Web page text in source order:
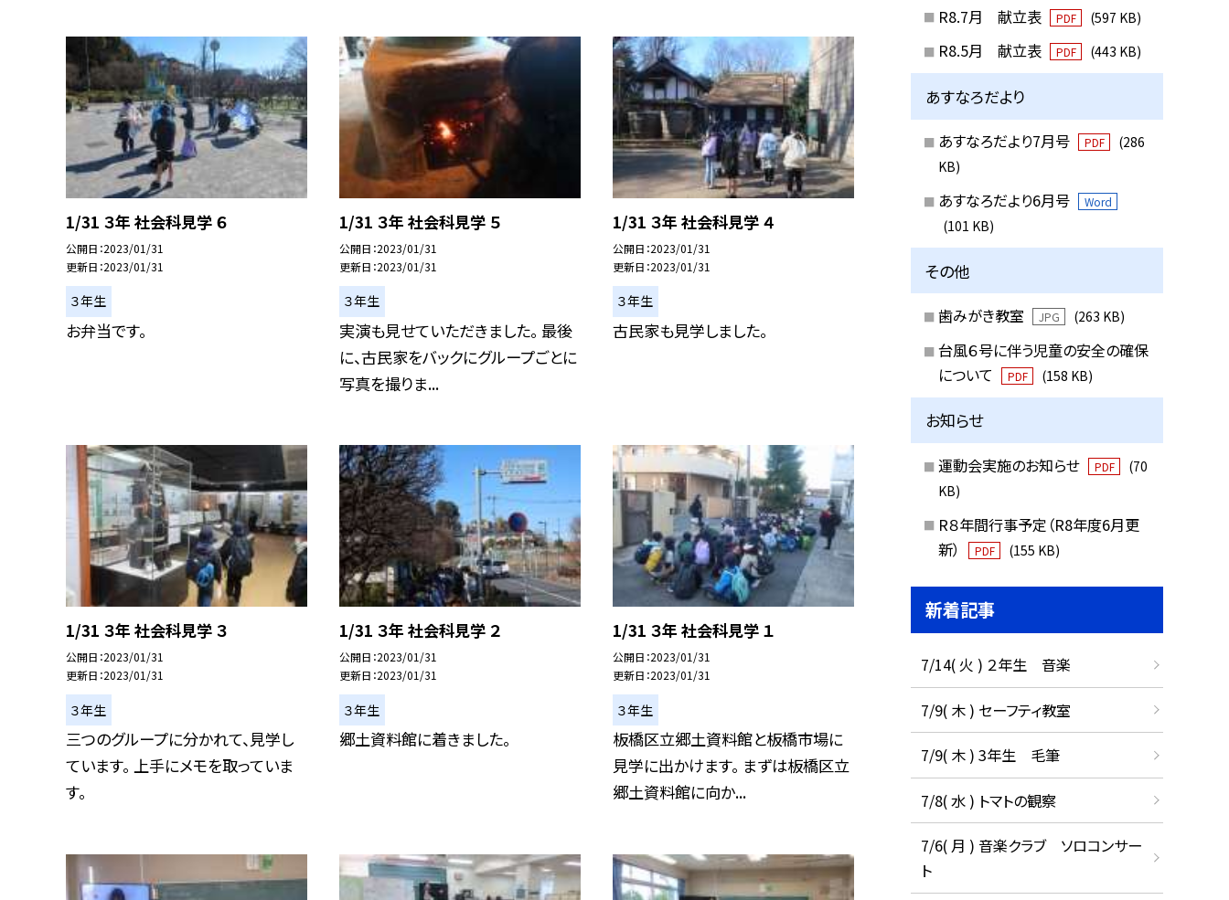
1/31 ３年 社会科見学 ６
公開日 2023/01/31
更新日 2023/01/31
３年生
お弁当です。
1/31 ３年 社会科見学 ５
公開日 2023/01/31
更新日 2023/01/31
３年生
実演も見せていただきました。 最後
に、古民家をバックにグループごとに
写真を撮りま...
1/31 ３年 社会科見学 ４
公開日 2023/01/31
更新日 2023/01/31
３年生
古民家も見学しました。
1/31 ３年 社会科見学 ３
公開日 2023/01/31
更新日 2023/01/31
３年生
三つのグループに分かれて、見学し
ています。 上手にメモを取っていま
す。
1/31 ３年 社会科見学 ２
公開日 2023/01/31
更新日 2023/01/31
３年生
郷土資料館に着きました。
1/31 ３年 社会科見学 １
公開日 2023/01/31
更新日 2023/01/31
３年生
板橋区立郷土資料館と板橋市場に
見学に出かけます。 まずは板橋区立
郷土資料館に向か...
R8.7月 献立表 PDF (597 KB)
R8.5月 献立表 PDF (443 KB)
あすなろだより
あすなろだより7月号 PDF
(286
KB)
あすなろだより6月号 Word
(101 KB)
その他
歯みがき教室 JPG (263 KB)
台風６号に伴う児童の安全の確保
について
PDF (158 KB)
お知らせ
運動会実施のお知らせ PDF
(70
KB)
R８年間行事予定（R8年度6月更
新）
PDF (155 KB)
新着記事
7/14( 火 ) ２年生 音楽
7/9( 木 ) セーフティ教室
7/9( 木 ) 3年生 毛筆
7/8( 水 ) トマトの観察
7/6( 月 ) 音楽クラブ ソロコンサー
ト